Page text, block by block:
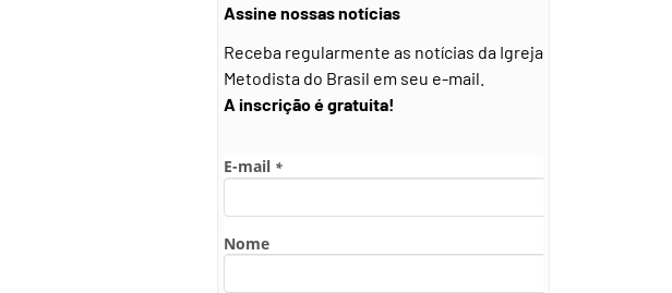
Assine nossas notícias
Receba regularmente as notícias da Igreja
Metodista do Brasil em seu e-mail.
A inscrição é gratuita!